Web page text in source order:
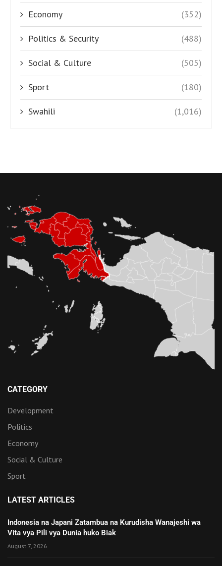
Economy (352)
Politics & Security (488)
Social & Culture (505)
Sport (180)
Swahili (1,016)
CATEGORY
Development
Politics
Economy
Social & Culture
Sport
LATEST ARTICLES
Indonesia na Japani Zatambua na Kurudisha Wanajeshi wa
Vita vya Pili vya Dunia huko Biak
August 7, 2026